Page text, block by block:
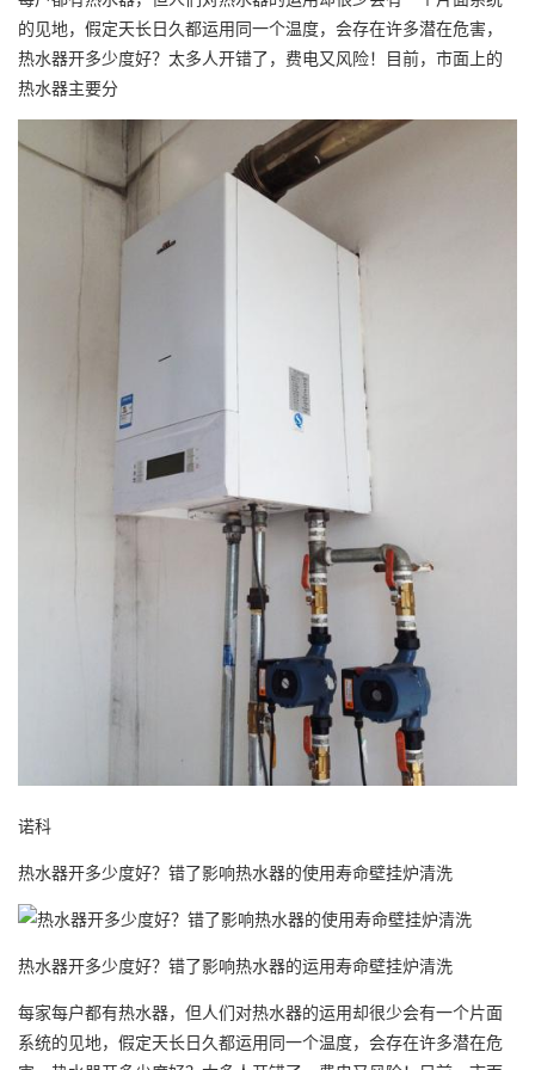
的见地，假定天长日久都运用同一个温度，会存在许多潜在危害，
热水器开多少度好？太多人开错了，费电又风险！目前，市面上的
热水器主要分
诺科
热水器开多少度好？错了影响热水器的使用寿命壁挂炉清洗
热水器开多少度好？错了影响热水器的运用寿命壁挂炉清洗
每家每户都有热水器，但人们对热水器的运用却很少会有一个片面
系统的见地，假定天长日久都运用同一个温度，会存在许多潜在危